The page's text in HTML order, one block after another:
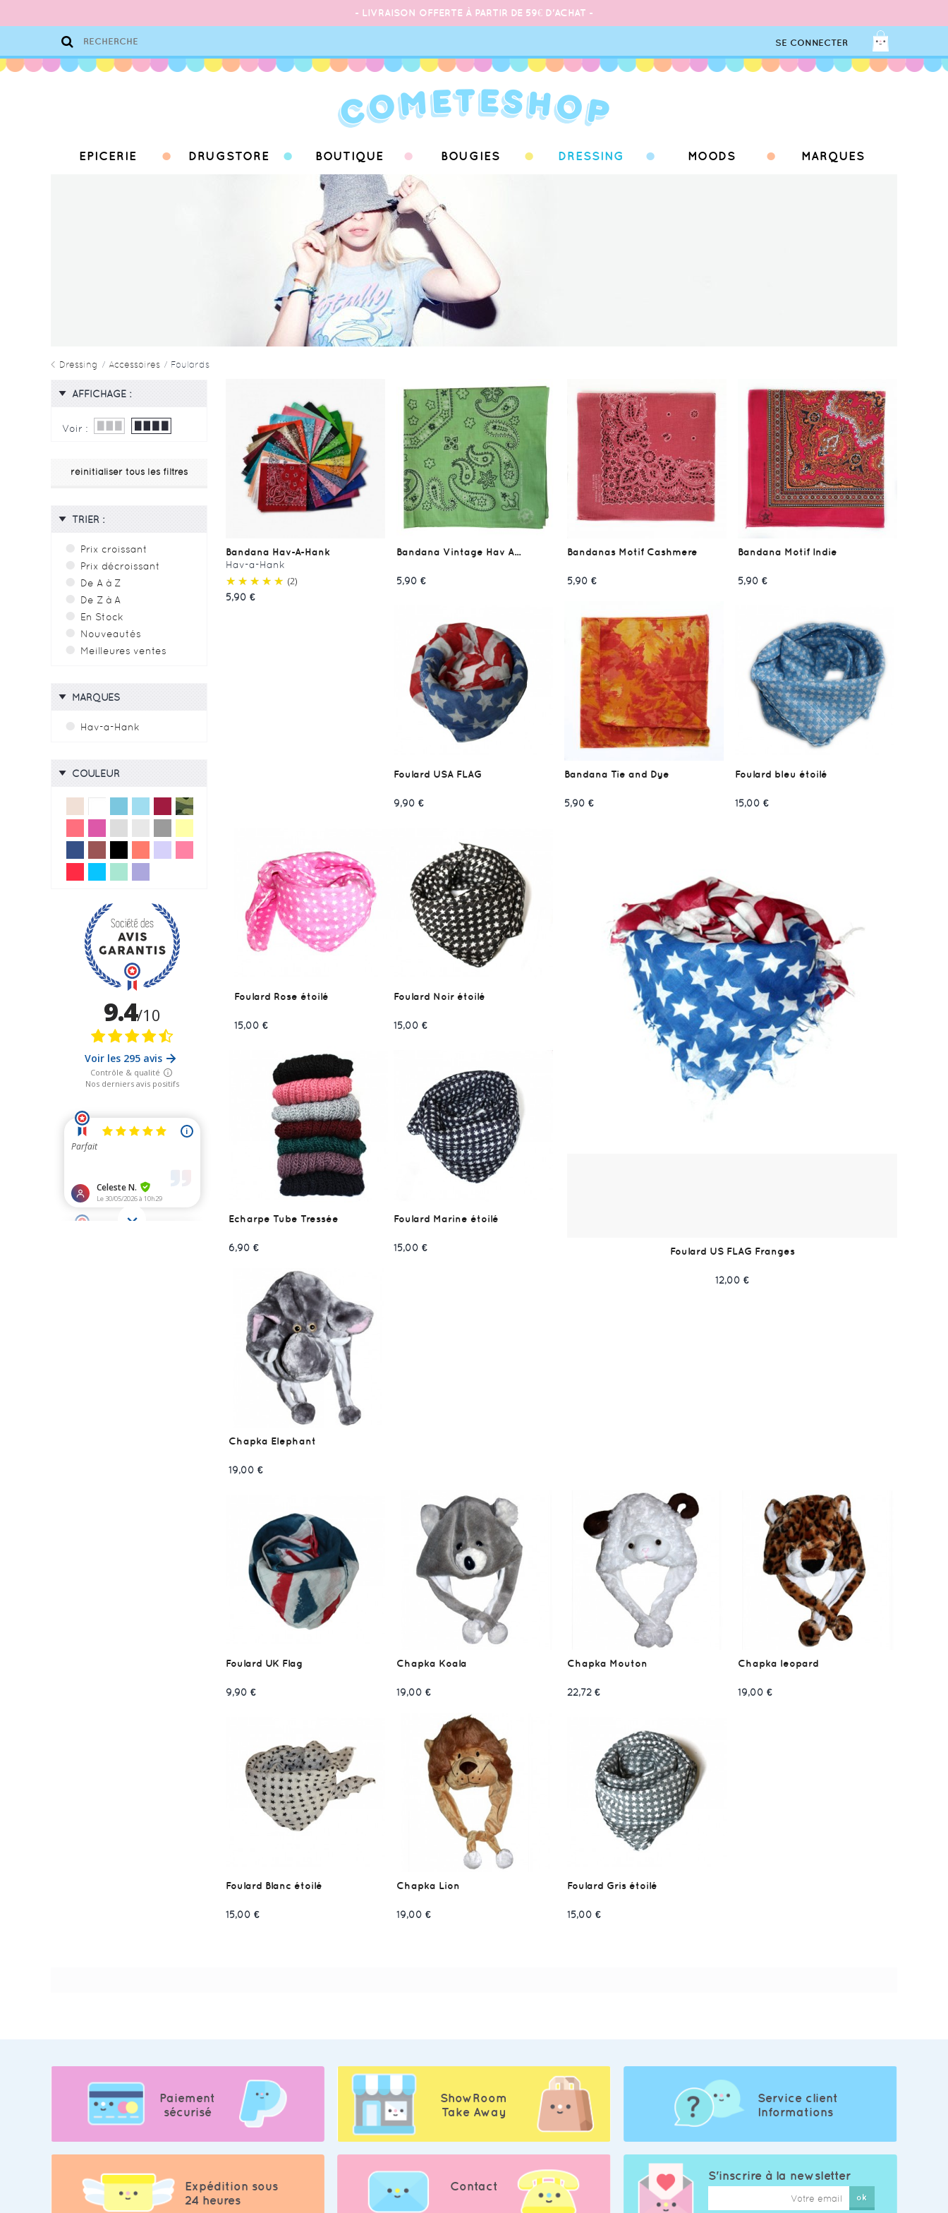
- LIVRAISON OFFERTE À PARTIR DE 59€ D'ACHAT -
SE CONNECTER
EPICERIE DRUGSTORE BOUTIQUE BOUGIES DRESSING MOODS MARQUES
< Dressing / Accessoires / Foulards
AFFICHAGE :
Voir :
réinitialiser tous les filtres
TRIER :
Prix croissant
Prix décroissant
De A à Z
De Z à A
En Stock
Nouveautés
Meilleures ventes
MARQUES
Hav-a-Hank
COULEUR
Bandana Hav-A-Hank
Hav-a-Hank
(2)
5,90 €
Bandana Vintage Hav A...
5,90 €
Bandanas Motif Cashmere
5,90 €
Bandana Motif Indie
5,90 €
Foulard USA FLAG
9,90 €
Bandana Tie and Dye
5,90 €
Foulard bleu étoilé
15,00 €
Foulard Rose étoilé
15,00 €
Foulard US FLAG Franges
12,00 €
Foulard Noir étoilé
15,00 €
Echarpe Tube Tressée
6,90 €
Foulard Marine étoilé
15,00 €
Chapka Elephant
19,00 €
Foulard UK Flag
9,90 €
Chapka Koala
19,00 €
Chapka Mouton
22,72 €
Chapka leopard
19,00 €
Foulard Blanc étoilé
15,00 €
Chapka Lion
19,00 €
Foulard Gris étoilé
15,00 €
Paiement
sécurisé
Expédition sous
24 heures
ShowRoom
Take Away
Contact
Service client
Informations
S'inscrire à la newsletter
ok